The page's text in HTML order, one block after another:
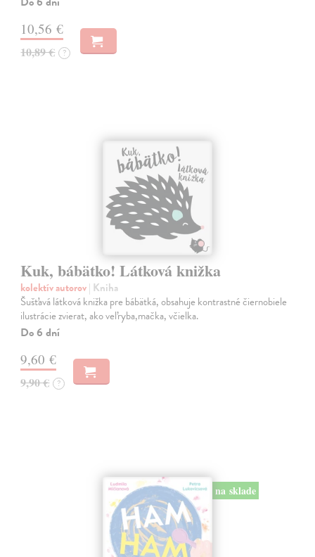
10,56 €
10,89 € ?
Kuk, bábätko! Látková knižka
kolektív autorov| Kniha
Šušťavá látková knižka pre bábätká, obsahuje kontrastné čiernobiele
ilustrácie zvierat, ako veľryba,mačka, včielka.
Do 6 dní
9,60 €
9,90 € ?
na sklade